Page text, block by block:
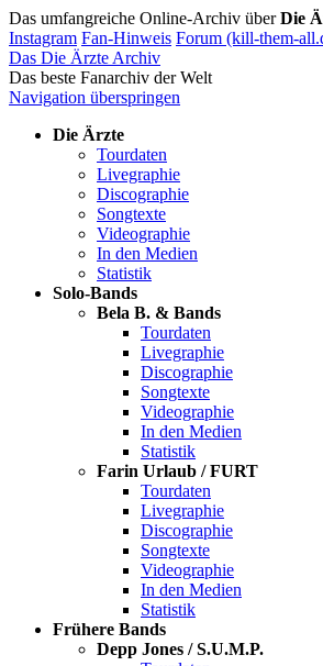
Das umfangreiche Online-Archiv überDie
Instagram Fan-Hinweis Forum (kill-them-
Das Die Ärzte Archiv
Das beste Fanarchiv der Welt
Navigation überspringen
Die Ärzte
Tourdaten
Livegraphie
Discographie
Songtexte
Videographie
In den Medien
Statistik
Solo-Bands
Bela B. & Bands
Tourdaten
Livegraphie
Discographie
Songtexte
Videographie
In den Medien
Statistik
Farin Urlaub / FURT
Tourdaten
Livegraphie
Discographie
Songtexte
Videographie
In den Medien
Statistik
Frühere Bands
Depp Jones / S.U.M.P.